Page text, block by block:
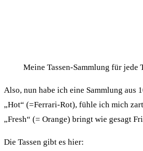
Meine Tassen-Sammlung für jede
Also, nun habe ich eine Sammlung aus
„Hot“ (=Ferrari-Rot), fühle ich mich
„Fresh“ (= Orange) bringt wie gesagt
Die Tassen gibt es hier: